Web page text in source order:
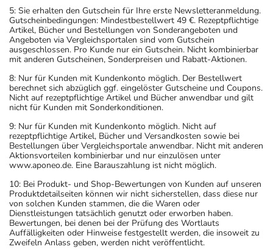
Die Gesamtdosis sollte nicht ohne Rücksprache mit
einem Arzt oder Apotheker überschritten werden.
Art der Anwendung?
(z.B. 1 Glas Wasser) ein.
Dauer der Anwendung?
Die Anwendungsdauer richtet sich nach Art der
Beschwerde und/oder Dauer der Erkrankung und wird
deshalb nur von Ihrem Arzt bestimmt. Prinzipiell ist die
Dauer der Anwendung zeitlich nicht begrenzt, das
Arzneimittel kann daher längerfristig angewendet
werden.
Überdosierung?
Es kann zu einer Vielzahl von
5: Sie erhalten den Gutschein für Ihre erste Newsletteranmeldung.
Gutscheinbedingungen: Mindestbestellwert 49 €. Rezeptpflichtige
Artikel, Bücher und Bestellungen von Sonderangeboten und
Angeboten via Vergleichsportalen sind vom Gutschein
ausgeschlossen. Pro Kunde nur ein Gutschein. Nicht kombinierbar
mit anderen Gutscheinen, Sonderpreisen und Rabatt-Aktionen.
8: Nur für Kunden mit Kundenkonto möglich. Der Bestellwert
berechnet sich abzüglich ggf. eingelöster Gutscheine und Coupons.
Nicht auf rezeptpflichtige Artikel und Bücher anwendbar und gilt
nicht für Kunden mit Sonderkonditionen.
9: Nur für Kunden mit Kundenkonto möglich. Nicht auf
rezeptpflichtige Artikel, Bücher und Versandkosten sowie bei
Bestellungen über Vergleichsportale anwendbar. Nicht mit anderen
Aktionsvorteilen kombinierbar und nur einzulösen unter
www.aponeo.de. Eine Barauszahlung ist nicht möglich.
10: Bei Produkt- und Shop-Bewertungen von Kunden auf unseren
Produktdetailseiten können wir nicht sicherstellen, dass diese nur
von solchen Kunden stammen, die die Waren oder
Dienstleistungen tatsächlich genutzt oder erworben haben.
Bewertungen, bei denen bei der Prüfung des Wortlauts
Auffälligkeiten oder Hinweise festgestellt werden, die insoweit zu
Zweifeln Anlass geben, werden nicht veröffentlicht.